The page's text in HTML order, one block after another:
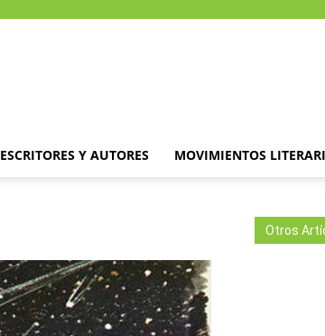
ESCRITORES Y AUTORES MOVIMIENTOS
Otros